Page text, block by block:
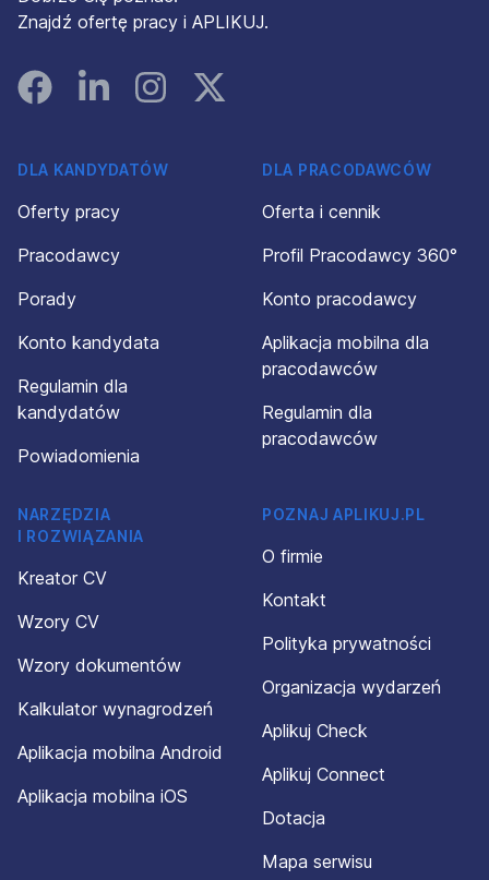
Znajdź ofertę pracy i APLIKUJ.
FacebookLinked InInstagramInstagram
DLA KANDYDATÓW
Oferty pracy
Pracodawcy
Porady
Konto kandydata
Regulamin dla
kandydatów
Powiadomienia
DLA PRACODAWCÓW
Oferta i cennik
Profil Pracodawcy 360°
Konto pracodawcy
Aplikacja mobilna dla
pracodawców
Regulamin dla
pracodawców
NARZĘDZIA
I ROZWIĄZANIA
Kreator CV
Wzory CV
Wzory dokumentów
Kalkulator wynagrodzeń
Aplikacja mobilna Android
Aplikacja mobilna iOS
POZNAJ APLIKUJ.PL
O firmie
Kontakt
Polityka prywatności
Organizacja wydarzeń
Aplikuj Check
Aplikuj Connect
Dotacja
Mapa serwisu